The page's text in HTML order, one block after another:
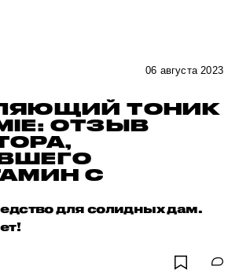
06 августа 2023
ТОНИК
ОТЗЫВ
C
для солидных дам.